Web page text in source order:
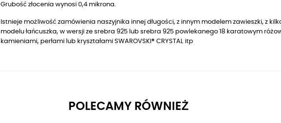
Grubość złocenia wynosi 0,4 mikrona.
Istnieje możliwość zamówienia naszyjnika innej długości, z innym modelem zawieszki, z
modelu łańcuszka, w wersji ze srebra 925 lub srebra 925 powlekanego 18 karatowym
kamieniami, perłami lub kryształami SWAROVSKI® CRYSTAL itp
POLECAMY RÓWNIEŻ